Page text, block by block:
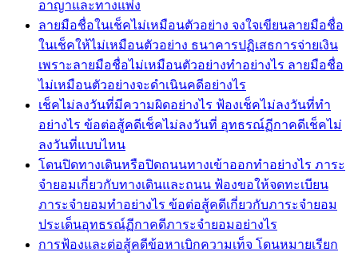
อาญาและทางแพ่ง
ลายมือชื่อในเช็คไม่เหมือนตัวอย่าง จงใจเขียนลายมือชื่อ
ในเช็คให้ไม่เหมือนตัวอย่าง ธนาคารปฏิเสธการจ่ายเงิน
เพราะลายมือชื่อไม่เหมือนตัวอย่างทำอย่างไร ลายมือชื่อ
ไม่เหมือนตัวอย่างจะดำเนินคดีอย่างไร
เช็คไม่ลงวันที่มีความผิดอย่างไร ฟ้องเช็คไม่ลงวันที่ทำ
อย่างไร ข้อต่อสู้คดีเช็คไม่ลงวันที่ อุทธรณ์ฏีกาคดีเช็คไม่
ลงวันที่แบบไหน
โดนปิดทางเดินหรือปิดถนนทางเข้าออกทำอย่างไร ภาระ
จำยอมเกี่ยวกับทางเดินและถนน ฟ้องขอให้จดทะเบียน
ภาระจำยอมทำอย่างไร ข้อต่อสู้คดีเกี่ยวกับภาระจำยอม
ประเด็นอุทธรณ์ฏีกาคดีภาระจำยอมอย่างไร
การฟ้องและต่อสู้คดีข้อหาเบิกความเท็จ โดนหมายเรียก